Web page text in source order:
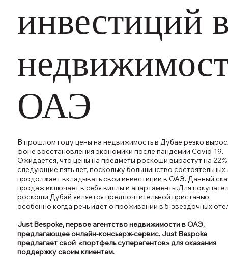
инвестиций
ОАЭ
В прошлом году цены на недвижимость в Дубае резко
фоне восстановления экономики после пандемии Covid-19.
Ожидается, что цены на предметы роскоши вырастут на 22%
следующие пять лет, поскольку большинство состоятельных
продолжает вкладывать свои инвестиции в ОАЭ. Данный
продаж включает в себя виллы и апартаменты.Для
роскоши Дубай является предпочтительной пристанью,
особенно когда речь идет о проживании в 5-звездочных
Just Bespoke, первое агентство недвижимости в ОАЭ,
предлагающее онлайн-консьерж-сервис. Just Bespoke
предлагает свой «портфель суперагентов» для оказания
поддержку своим клиентам.